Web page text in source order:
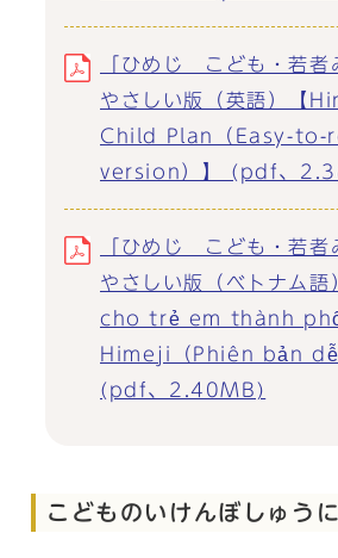
「ひめじ こども・若者
やさしい版（英語）【
Child Plan（Easy-to-
version）】 (pdf、
「ひめじ こども・若者
やさしい版（ベトナム
cho trẻ em thành
Himeji（Phiên bản dễ
(pdf、2.40MB)
こどものいけんぼしゅう